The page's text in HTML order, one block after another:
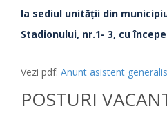
la sediul unităţii din
Stadionului, nr.1- 3, cu
Vezi pdf: Anunt asistent
POSTURI